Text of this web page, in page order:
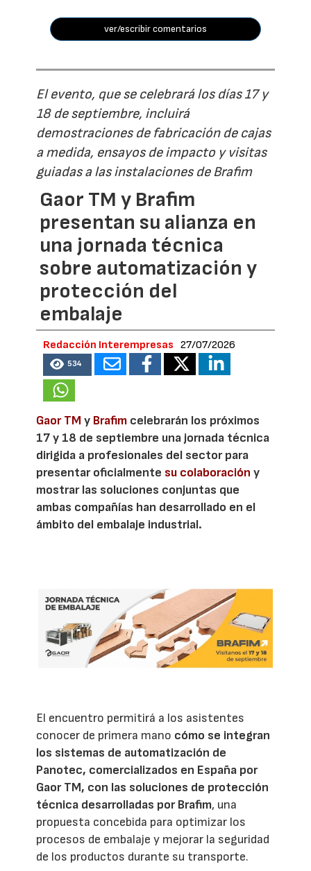
ver/escribir comentarios
El evento, que se celebrará los días 17 y
18 de septiembre, incluirá
demostraciones de fabricación de cajas
a medida, ensayos de impacto y visitas
guiadas a las instalaciones de Brafim
Gaor TM y Brafim
presentan su alianza en
una jornada técnica
sobre automatización y
protección del
embalaje
Redacción Interempresas 27/07/2026
534
Gaor TM y Brafim celebrarán los próximos
17 y 18 de septiembre una jornada técnica
dirigida a profesionales del sector para
presentar oficialmente su colaboración y
mostrar las soluciones conjuntas que
ambas compañías han desarrollado en el
ámbito del embalaje industrial.
El encuentro permitirá a los asistentes
conocer de primera mano cómo se integran
los sistemas de automatización de
Panotec, comercializados en España por
Gaor TM, con las soluciones de protección
técnica desarrolladas por Brafim, una
propuesta concebida para optimizar los
procesos de embalaje y mejorar la seguridad
de los productos durante su transporte.